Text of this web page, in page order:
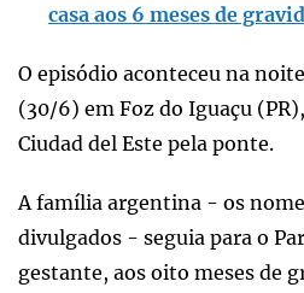
casa aos 6 meses de
O episódio aconteceu na
(30/6) em Foz do Iguaçu
Ciudad del Este pela ponte.
A família argentina - os
divulgados - seguia para o
gestante, aos oito meses de